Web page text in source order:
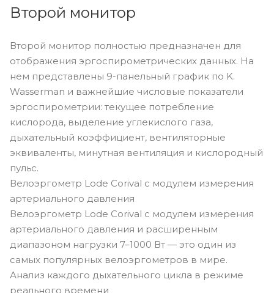
Второй монитор
Второй монитор полностью предназначен для
отображения эргоспирометрических данных. На
нем представлены 9-панельный график по K.
Wasserman и важнейшие числовые показатели
эргоспирометрии: текущее потребление
кислорода, выделение углекислого газа,
дыхательный коэффициент, вентиляторные
эквиваленты, минутная вентиляция и кислородный
пульс.
Велоэргометр Lode Corival с модулем измерения
артериального давления
Велоэргометр Lode Corival с модулем измерения
артериального давления и расширенным
диапазоном нагрузки 7–1000 Вт — это один из
самых популярных велоэргометров в мире.
Анализ каждого дыхательного цикла в режиме
реального времени